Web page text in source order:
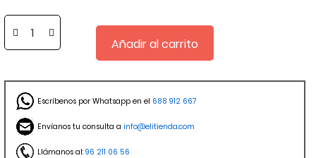
Añadir al carrito
Escríbenos por Whatsapp en el 688 912 667
Envíanos tu consulta a info@elitienda.com
Llámanos al: 96 211 06 56